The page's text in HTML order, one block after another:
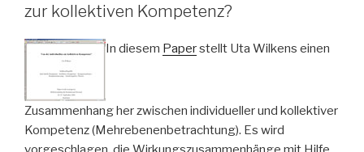
zur kollektiven Kompetenz?
In diesem Paperstellt Uta Wilkens einen
Zusammenhang her zwischen individueller und kollektiver
Kompetenz (Mehrebenenbetrachtung). Es wird